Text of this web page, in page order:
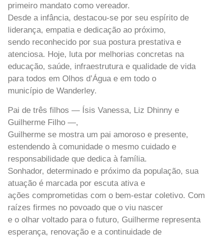
primeiro mandato como vereador.
Desde a infância, destacou-se por seu espírito de
liderança, empatia e dedicação ao próximo,
sendo reconhecido por sua postura prestativa e
atenciosa. Hoje, luta por melhorias concretas na
educação, saúde, infraestrutura e qualidade de vida
para todos em Olhos d’Água e em todo o
município de Wanderley.
Pai de três filhos — Ísis Vanessa, Liz Dhinny e
Guilherme Filho —,
Guilherme se mostra um pai amoroso e presente,
estendendo à comunidade o mesmo cuidado e
responsabilidade que dedica à família.
Sonhador, determinado e próximo da população, sua
atuação é marcada por escuta ativa e
ações comprometidas com o bem-estar coletivo. Com
raízes firmes no povoado que o viu nascer
e o olhar voltado para o futuro, Guilherme representa
esperança, renovação e a continuidade de